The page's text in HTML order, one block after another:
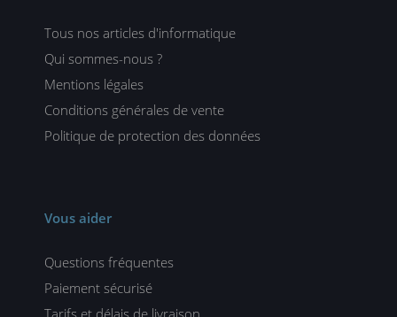
Tous nos articles d'informatique
Qui sommes-nous ?
Mentions légales
Conditions générales de vente
Politique de protection des données
Vous aider
Questions fréquentes
Paiement sécurisé
Tarifs et délais de livraison